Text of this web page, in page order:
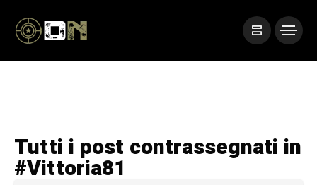
Tutti i post contrassegnati in
#Vittoria81